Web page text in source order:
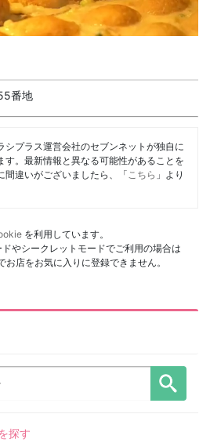
番地
シプラス運営会社のセブンネットが独自に
す。最新情報と異なる可能性があることを
間違いがございましたら、「 こちら 」より
を利用しています。
やシークレットモードでご利用の場合は
店をお気に入りに登録できません。
探す